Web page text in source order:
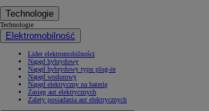
Technologie
Technologie
Elektromobilność
Lider elektromobilności
Napęd hybrydowy
Napęd hybrydowy typu plug-in
Napęd wodorowy
Napęd elektryczny na baterię
Zasięg aut elektrycznych
Zalety posiadania aut elektrycznych